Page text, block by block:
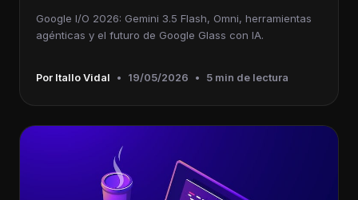
Google I/O 2026: Gemini 3.5 Flash, Omni, herramientas
agénticas y el futuro de Google Glass con IA.
Por Itallo Vidal • 19/05/2026 • 5 min de lectura